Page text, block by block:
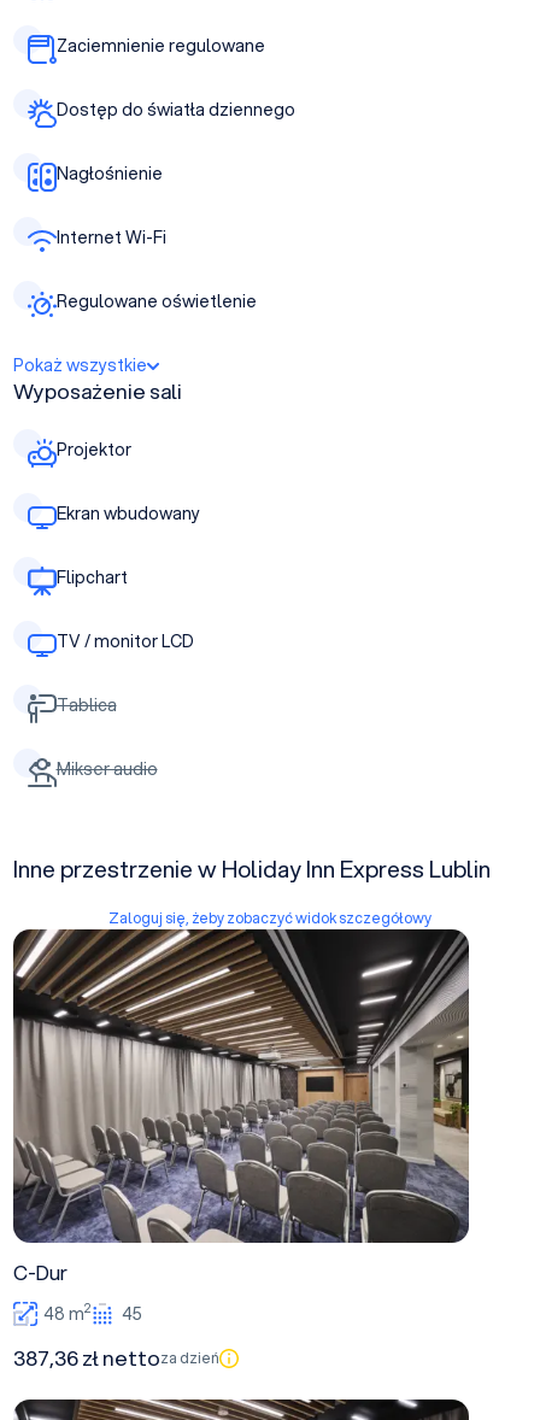
Zaciemnienie regulowane
Dostęp do światła dziennego
Nagłośnienie
Internet Wi-Fi
Regulowane oświetlenie
Pokaż wszystkie
Wyposażenie sali
Projektor
Ekran wbudowany
Flipchart
TV / monitor LCD
Tablica
Mikser audio
Inne przestrzenie w Holiday Inn Express Lublin
Zaloguj się, żeby zobaczyć widok szczegółowy
C-Dur
C-Dur
48 m2 45
387,36 zł nettoza dzień
D-Dur